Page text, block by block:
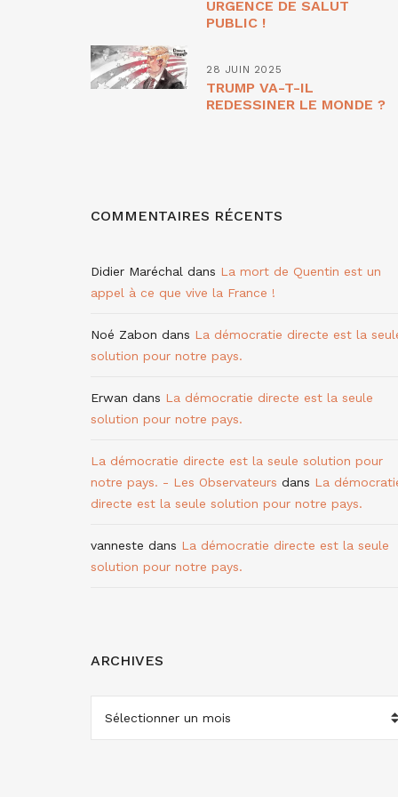
URGENCE DE SALUT
PUBLIC !
28 JUIN 2025
TRUMP VA-T-IL
REDESSINER LE MONDE ?
COMMENTAIRES RÉCENTS
Didier Maréchal dans La mort de Quentin est un
appel à ce que vive la France !
Noé Zabon dans La démocratie directe est la
solution pour notre pays.
Erwan dans La démocratie directe est la seule
solution pour notre pays.
La démocratie directe est la seule solution pour
notre pays. - Les Observateurs dans La
directe est la seule solution pour notre pays.
vanneste dans La démocratie directe est la seule
solution pour notre pays.
ARCHIVES
ARCHIVES